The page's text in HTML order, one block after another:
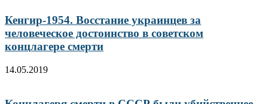
Кенгир-1954. Восстание украинцев за
человеческое достоинство в советском
концлагере смерти
14.05.2019